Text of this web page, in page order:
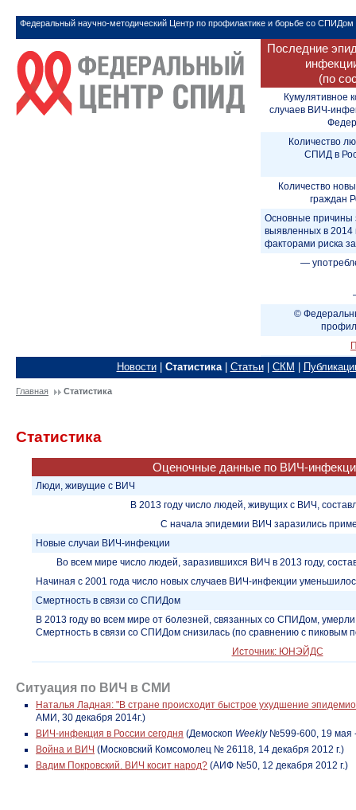
Федеральный научно-методический Центр по профилактике и борьбе со СПИДом
Последние
(по
Кумулятивное
случаев ВИЧ-
Количество
СПИД в
Количество
граждан
Основные причины
выявленных в 2014
факторами риска
—
©
Новости| Статистика| Статьи| СКМ
Главная Статистика
Статистика
Оценочные данные по ВИЧ-
Люди, живущие с ВИЧ
В 2013 году число людей, живущих с ВИЧ,
С начала эпидемии ВИЧ заразились
Новые случаи ВИЧ-инфекции
Во всем мире число людей, заразившихся ВИЧ в 2013 году,
Начиная с 2001 года число новых случаев ВИЧ-инфекции
Смертность в связи со СПИДом
В 2013 году во всем мире от болезней, связанных со СПИДом,
Смертность в связи со СПИДом снизилась (по сравнению с пиковым
Источник: ЮНЭЙДС
Cитуация по ВИЧ в СМИ
Наталья Ладная: "В стране происходит быстрое ухудшение
АМИ, 30 декабря 2014г.)
ВИЧ-инфекция в России сегодня (Демоскоп Weekly№599-600, 19 мая
Война и ВИЧ (Московский Комсомолец № 26118, 14 декабря 2012 г.)
Вадим Покровский. ВИЧ косит народ? (АИФ №50, 12 декабря 2012 г.)